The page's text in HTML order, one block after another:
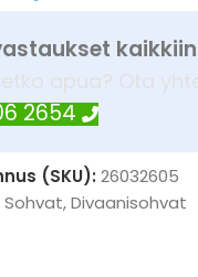
apua? Ota
2654
(SKU):26032605
Sohvat,Divaanisohvat